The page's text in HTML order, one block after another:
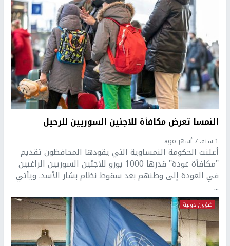
النمسا تعرض مكافأة للاجئين السوريين للرحيل
1 سنة، 7 أشهر ago
أعلنت الحكومة النمساوية التي يقودها المحافظون تقديم
"مكافأة عودة" قدرها 1000 يورو للاجئين السوريين الراغبين
في العودة إلى وطنهم بعد سقوط نظام بشار الأسد. ويأتي
...
شؤون دولية